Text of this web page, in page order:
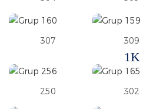
307 309
1K
250 302